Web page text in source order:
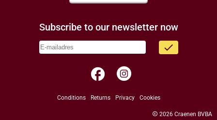
Subscribe to our newsletter now
done
facebook
Conditions Returns Privacy Cookies
copyright 2026 Craenen BVBA